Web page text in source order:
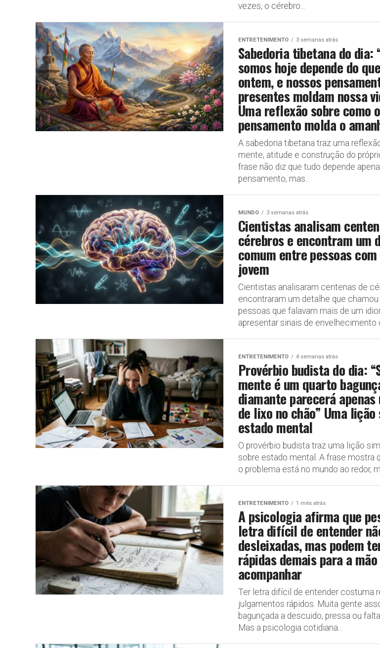
vezes, o cérebro...
ENTRETENIMENTO 3 semanas atrás
Sabedoria tibetana do dia:
somos hoje depende do
ontem, e nossos
presentes moldam nossa
Uma reflexão sobre como o
pensamento molda o
A sabedoria tibetana traz uma
mente, atitude e construção do
frase não diz que tudo depende
pensamento, mas...
MUNDO 3 semanas atrás
Cientistas analisam
cérebros e encontram um
comum entre pessoas
jovem
Cientistas analisaram centenas de
encontraram um detalhe que
pessoas que falavam mais de um
apresentar sinais de envelhecimento
ENTRETENIMENTO 4 semanas atrás
Provérbio budista do dia:
mente é um quarto
diamante parecerá apenas
de lixo no chão” Uma lição
estado mental
O provérbio budista traz uma lição
sobre estado mental. A frase mostra
o problema está no mundo ao redor,
ENTRETENIMENTO 1 mês atrás
A psicologia afirma que
letra difícil de entender
desleixadas, mas podem
rápidas demais para a mão
acompanhar
Ter letra difícil de entender costuma
julgamentos rápidos. Muita gente
bagunçada a descuido, pressa ou
Mas a psicologia cotidiana...